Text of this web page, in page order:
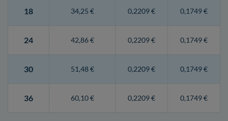
18 34,25 € 0,2209 € 0,1749 €
24 42,86 € 0,2209 € 0,1749 €
30 51,48 € 0,2209 € 0,1749 €
36 60,10 € 0,2209 € 0,1749 €